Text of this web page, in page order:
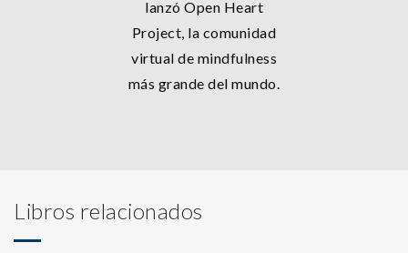
lanzó Open Heart
Project, la comunidad
virtual de mindfulness
más grande del mundo.
Libros relacionados